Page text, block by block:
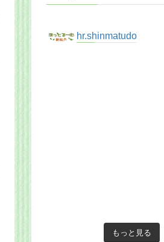
hr.shinmatudo
もっと見る